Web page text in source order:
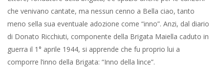
che venivano cantate, ma nessun cenno a Bella ciao, tanto
meno sella sua eventuale adozione come “inno”. Anzi, dal diario
di Donato Ricchiuti, componente della Brigata Maiella caduto in
guerra il 1° aprile 1944, si apprende che fu proprio lui a
comporre l’inno della Brigata: “Inno della lince”.